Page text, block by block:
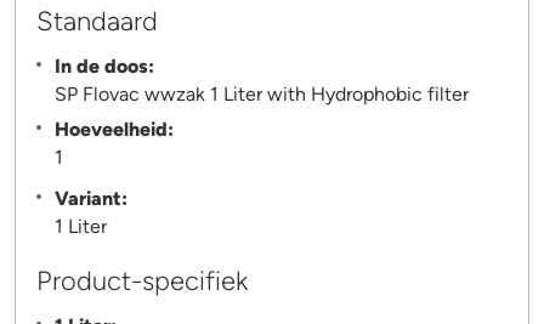
Standaard
In de doos:
SP Flovac wwzak 1 Liter with Hydrophobic filter
Hoeveelheid:
1
Variant:
1 Liter
Product-specifiek